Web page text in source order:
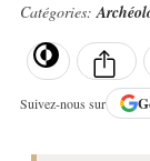
Catégories:
Suivez-nous sur